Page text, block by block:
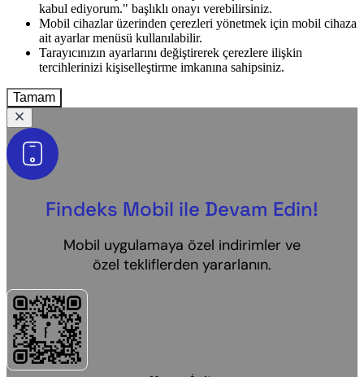
kabul ediyorum." başlıklı onayı verebilirsiniz.
Mobil cihazlar üzerinden çerezleri yönetmek için mobil cihaza
ait ayarlar menüsü kullanılabilir.
Tarayıcınızın ayarlarını değiştirerek çerezlere ilişkin
tercihlerinizi kişiselleştirme imkanına sahipsiniz.
Tamam
Findeks Mobil ile Devam Edin!
Mobil uygulamaya özel indirimler ve
özel tekliflerden yararlanın.